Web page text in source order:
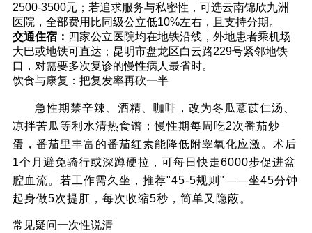
2500-3500元；若追求服务与私密性，可选云南锦欣九洲
医院，全部费用比同级公立低10%左右，且支持分期。
交通住宿： 四家公立医院均在地铁沿线，外地患者乘机场
大巴或地铁可直达；昆明市盘龙区白云路229号紧邻地铁
口，对需要多次复诊的慢性病人最省时。
饮食与康复：把复发率再砍一半
急性期禁辛辣、酒精、咖啡，改为冬瓜薏苡仁汤、
凉拌苦瓜等利水清热食谱；慢性期每周吃2次番茄炒
蛋，番茄里丰富的番茄红素能降低附睾氧化应激。术后
1个月避免骑行或深蹲硬拉，可每日快走6000步促进盆
腔血流。若工作需久坐，推荐"45-5规则"——坐45分钟
起身做5次提肛，每次收缩5秒，简单又隐蔽。
常见疑问一次性说清